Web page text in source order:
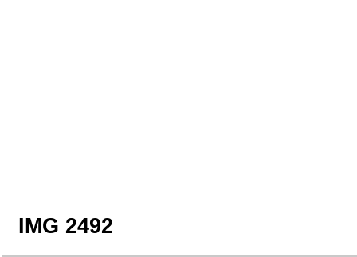
IMG 2492